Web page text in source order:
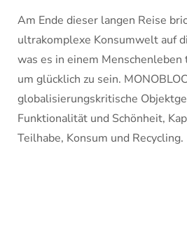
Am Ende dieser langen Reise
ultrakomplexe Konsumwelt auf
was es in einem Menschenleben
um glücklich zu sein.
globalisierungskritische
Funktionalität und Schönheit,
Teilhabe, Konsum und Recycling.